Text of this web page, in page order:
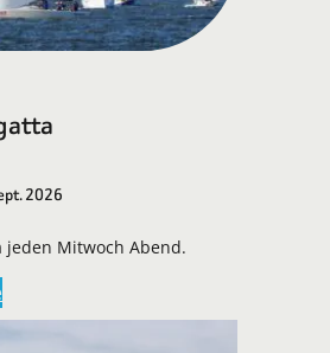
2026
jeden Mitwoch Abend.